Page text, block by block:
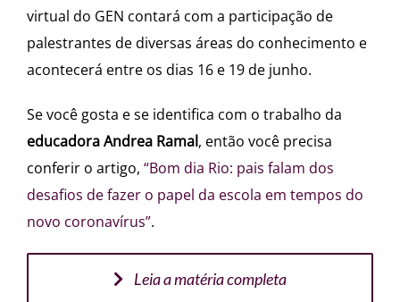
virtual do GEN contará com a participação de
palestrantes de diversas áreas do conhecimento e
acontecerá entre os dias 16 e 19 de junho.
Se você gosta e se identifica com o trabalho da
educadora Andrea Ramal, então você precisa
conferir o artigo, “Bom dia Rio: pais falam dos
desafios de fazer o papel da escola em tempos do
novo coronavírus”.
Leia a matéria completa